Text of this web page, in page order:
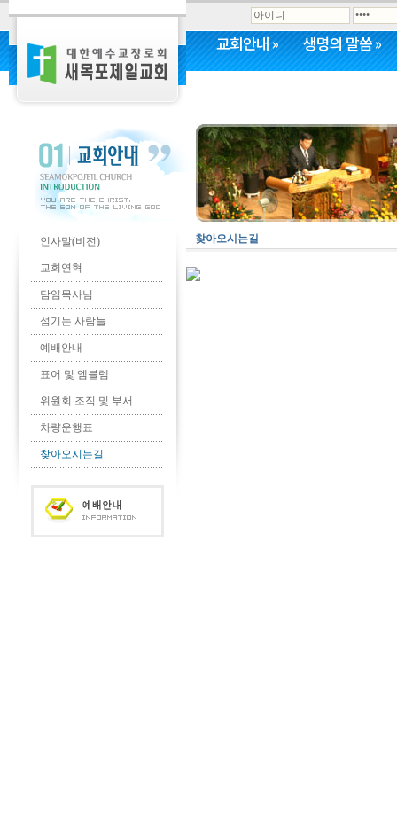
교회안내» 생명의 말씀»
인사말(비전)
교회연혁
담임목사님
섬기는 사람들
예배안내
표어 및 엠블렘
위원회 조직 및 부서
차량운행표
찾아오시는길
찾아오시는길